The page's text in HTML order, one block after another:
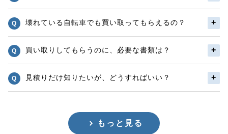
壊れている自転車でも買い取ってもらえるの？
買い取りしてもらうのに、必要な書類は？
見積りだけ知りたいが、どうすればいい？
もっと見る